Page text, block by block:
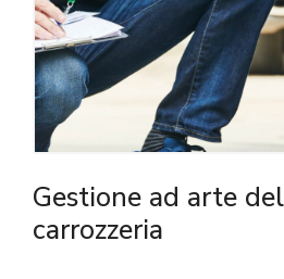
Gestione ad arte
carrozzeria